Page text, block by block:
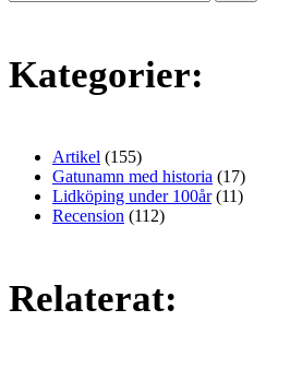
Kategorier:
Artikel (155)
Gatunamn med historia (17)
Lidköping under 100år(11)
Recension (112)
Relaterat: